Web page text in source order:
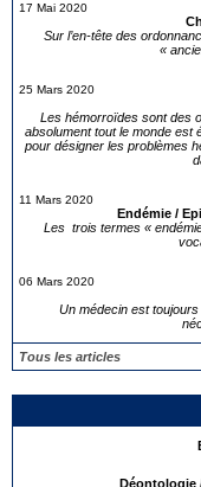
17 Mai 2020
Sur l’en-tête des
«
25 Mars 2020
Les hémorroïdes sont des
absolument tout le monde est
pour désigner les problèmes
11 Mars 2020
Endémie /
Les trois termes «
06 Mars 2020
Un médecin est
Tous les articles
Déontologie